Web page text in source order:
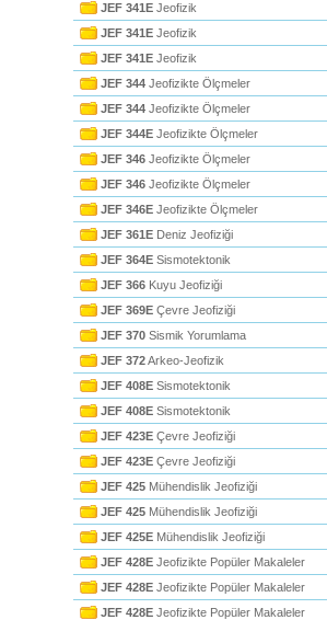
JEF 341E Jeofizik
JEF 341E Jeofizik
JEF 341E Jeofizik
JEF 344 Jeofizikte Ölçmeler
JEF 344 Jeofizikte Ölçmeler
JEF 344E Jeofizikte Ölçmeler
JEF 346 Jeofizikte Ölçmeler
JEF 346 Jeofizikte Ölçmeler
JEF 346E Jeofizikte Ölçmeler
JEF 361E Deniz Jeofiziği
JEF 364E Sismotektonik
JEF 366 Kuyu Jeofiziği
JEF 369E Çevre Jeofiziği
JEF 370 Sismik Yorumlama
JEF 372Arkeo-Jeofizik
JEF 408E Sismotektonik
JEF 408E Sismotektonik
JEF 423E Çevre Jeofiziği
JEF 423E Çevre Jeofiziği
JEF 425 Mühendislik Jeofiziği
JEF 425 Mühendislik Jeofiziği
JEF 425E Mühendislik Jeofiziği
JEF 428E Jeofizikte Popüler Makaleler
JEF 428E Jeofizikte Popüler Makaleler
JEF 428E Jeofizikte Popüler Makaleler